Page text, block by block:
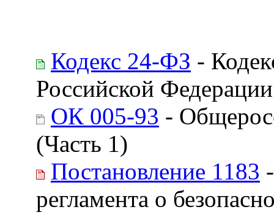
Кодекс 24-ФЗ -
Российской Федерации
ОК 005-93 -
(Часть 1)
Постановление 1183
регламента о